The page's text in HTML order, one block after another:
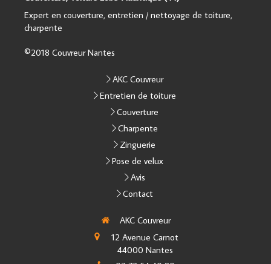
Expert en couverture, entretien / nettoyage de toiture,
charpente
©2018 Couvreur Nantes
AKC Couvreur
Entretien de toiture
Couverture
Charpente
Zinguerie
Pose de velux
Avis
Contact
AKC Couvreur
12 Avenue Carnot
44000 Nantes